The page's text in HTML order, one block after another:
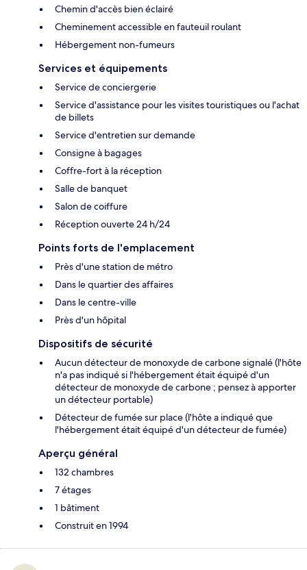
Chemin d'accès bien éclairé
Cheminement accessible en fauteuil roulant
Hébergement non-fumeurs
Services et équipements
Service de conciergerie
Service d'assistance pour les visites touristiques ou l'achat
de billets
Service d'entretien sur demande
Consigne à bagages
Coffre-fort à la réception
Salle de banquet
Salon de coiffure
Réception ouverte 24 h/24
Points forts de l'emplacement
Près d'une station de métro
Dans le quartier des affaires
Dans le centre-ville
Près d'un hôpital
Dispositifs de sécurité
Aucun détecteur de monoxyde de carbone signalé (l'hôte
n'a pas indiqué si l'hébergement était équipé d'un
détecteur de monoxyde de carbone ; pensez à apporter
un détecteur portable)
Détecteur de fumée sur place (l'hôte a indiqué que
l'hébergement était équipé d'un détecteur de fumée)
Aperçu général
132 chambres
7 étages
1 bâtiment
Construit en 1994